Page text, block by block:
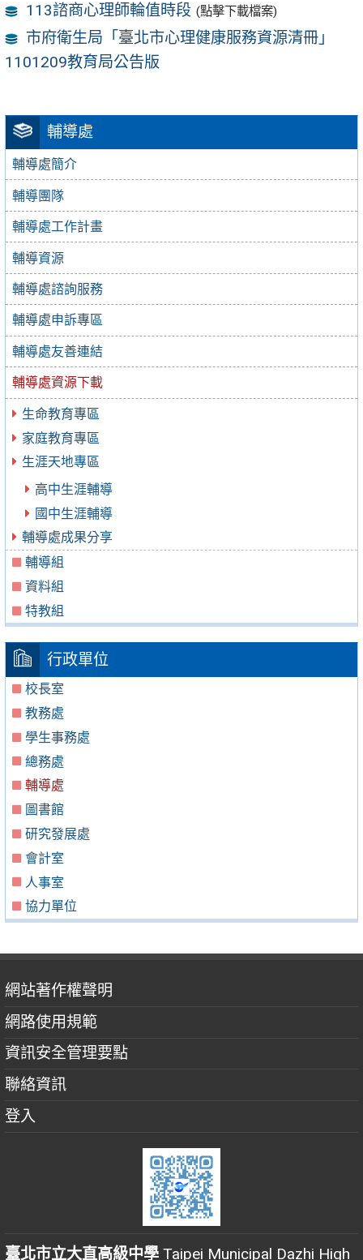
輔導處
輔導處簡介
輔導團隊
輔導處工作計畫
輔導資源
輔導處諮詢服務
輔導處申訴專區
輔導處友善連結
輔導處資源下載
生命教育專區
家庭教育專區
生涯天地專區
高中生涯輔導
國中生涯輔導
輔導處成果分享
輔導組
資料組
特教組
行政單位
校長室
教務處
學生事務處
總務處
輔導處
圖書館
研究發展處
會計室
人事室
協力單位
113諮商心理師輪值時段 (點擊下載檔案)
市府衛生局「臺北市心理健康服務資源清冊」
1101209教育局公告版
網站著作權聲明
網路使用規範
資訊安全管理要點
聯絡資訊
登入
臺北市立大直高級中學 Taipei Municipal Dazhi High